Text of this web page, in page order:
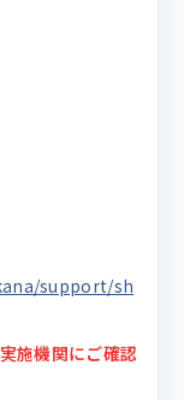
support/sh
施機関にご確認